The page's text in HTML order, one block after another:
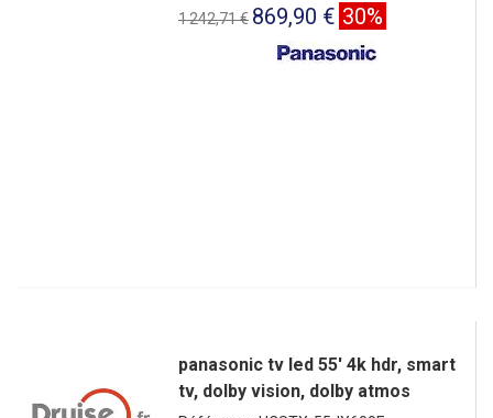
1 242,71 € 869,90 € 30%
panasonic tv led 55' 4k hdr, smart
tv, dolby vision, dolby atmos